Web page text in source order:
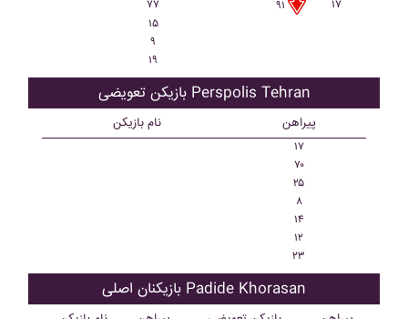
۷۷
۹۱
۱۷
۱۵
۹
۱۹
بازیکن تعویضی Perspolis Tehran
نام بازیکن پیراهن
۱۷
۷۰
۲۵
۸
۱۴
۱۲
۲۳
بازیکنان اصلی Padide Khorasan